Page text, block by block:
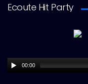
Ecoute Hit Party
00:00